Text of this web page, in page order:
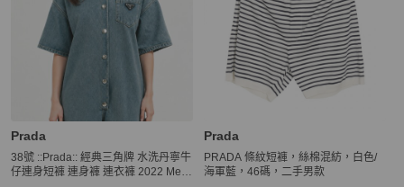
Prada
38號 ::Prada:: 經典三角牌 水洗丹寧牛
仔連身短褲 連身褲 連衣褲 2022 Medi
Prada
PRADA 條紋短褲，絲棉混紡，白色/
海軍藍，46碼，二手男款